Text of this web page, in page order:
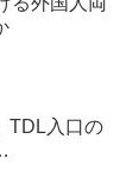
TDL入口の